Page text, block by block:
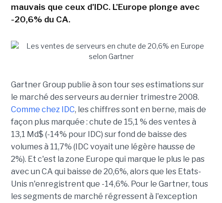
mauvais que ceux d'IDC. L'Europe plonge avec
-20,6% du CA.
Gartner Group publie à son tour ses estimations sur
le marché des serveurs au dernier trimestre 2008.
Comme chez IDC, les chiffres sont en berne, mais de
façon plus marquée : chute de 15,1 % des ventes à
13,1 Md$ (-14% pour IDC) sur fond de baisse des
volumes à 11,7% (IDC voyait une légère hausse de
2%). Et c'est la zone Europe qui marque le plus le pas
avec un CA qui baisse de 20,6%, alors que les Etats-
Unis n'enregistrent que -14,6%. Pour le Gartner, tous
les segments de marché régressent à l'exception